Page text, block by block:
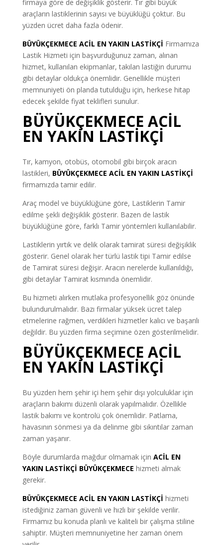
firmaya göre de değişiklik gösterir. Tır gibi büyük
araçların lastiklerinin sayısı ve büyüklüğü çoktur. Bu
yüzden ücret daha fazla ödenir.
BÜYÜKÇEKMECE ACİL EN YAKIN LASTİKÇİ Firmamıza
Lastik Hizmeti için başvurduğunuz zaman, alınan
hizmet, kullanılan ekipmanlar, takılan lastiğin durumu
gibi detaylar oldukça önemlidir. Genellikle müşteri
memnuniyeti ön planda tutulduğu için, herkese hitap
edecek şekilde fiyat teklifleri sunulur.
BÜYÜKÇEKMECE ACİL
EN YAKIN LASTİKÇİ
Tır, kamyon, otobüs, otomobil gibi birçok aracın
lastikleri, BÜYÜKÇEKMECE ACİL EN YAKIN LASTİKÇİ
firmamızda tamir edilir.
Araç model ve büyüklüğüne göre, Lastiklerin Tamir
edilme şekli değişiklik gösterir. Bazen de lastik
büyüklüğüne göre, farklı Tamir yöntemleri kullanılabilir.
Lastiklerin yırtık ve delik olarak tamirat süresi değişiklik
gösterir. Genel olarak her türlü lastik tipi Tamir edilse
de Tamirat süresi değişir. Aracın nerelerde kullanıldığı,
gibi detaylar Tamirat kısmında önemlidir.
Bu hizmeti alırken mutlaka profesyonellik göz önünde
bulundurulmalıdır. Bazı firmalar yüksek ücret talep
etmelerine rağmen, verdikleri hizmetler kalıcı ve başarılı
değildir. Bu yüzden firma seçimine özen gösterilmelidir.
BÜYÜKÇEKMECE ACİL
EN YAKIN LASTİKÇİ
Bu yüzden hem şehir içi hem şehir dışı yolculuklar için
araçların bakımı düzenli olarak yapılmalıdır. Özellikle
lastik bakımı ve kontrolü çok önemlidir. Patlama,
havasının sönmesi ya da delinme gibi sıkıntılar zaman
zaman yaşanır.
Böyle durumlarda mağdur olmamak için ACİL EN
YAKIN LASTİKÇİ BÜYÜKÇEKMECE hizmeti almak
gerekir.
BÜYÜKÇEKMECE ACİL EN YAKIN LASTİKÇİ hizmeti
istediğiniz zaman güvenli ve hızlı bir şekilde verilir.
Firmamız bu konuda planlı ve kaliteli bir çalışma stiline
sahiptir. Müşteri memnuniyetine her zaman önem